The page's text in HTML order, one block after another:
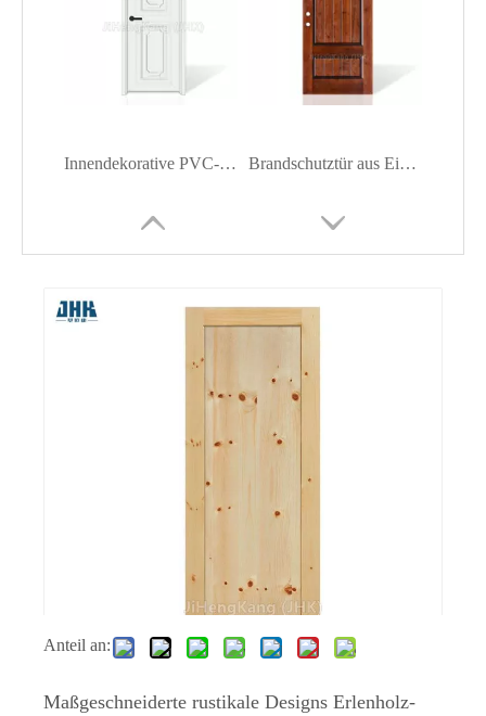
Innendekorative PVC-Decken-Kunststoff-Zugangsklappe Ap7611 Brandschutztür aus Eiche (Holztür)
Anteil an:
Maßgeschneiderte rustikale Designs Erlenholz-